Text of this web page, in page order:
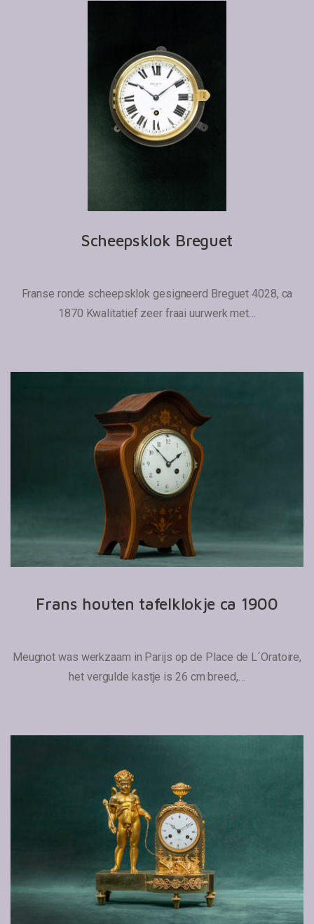
Scheepsklok Breguet
Franse ronde scheepsklok gesigneerd Breguet 4028, ca
1870 Kwalitatief zeer fraai uurwerk met…
Frans houten tafelklokje ca 1900
Meugnot was werkzaam in Parijs op de Place de L´Oratoire,
het vergulde kastje is 26 cm breed,…